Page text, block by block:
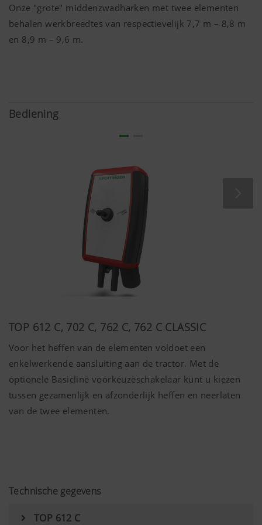
bezoekers van deze website, tenzij er
bekeken.Meer informatie vindt u
Onze "grote" middenzwadharken met twee elementen
behalen werkbreedtes van respectievelijk 7,7 m – 8,8 m
en 8,9 m – 9,6 m.
Bediening
TOP 612 C, 702 C, 762 C, 762 C CLASSIC
Voor het heffen van de elementen voldoet een
enkelwerkende aansluiting aan de tractor. Met de
optionele Basicline voorkeuzeschakelaar kunt u kiezen
tussen gezamenlijk en afzonderlijk heffen en neerlaten
van de twee elementen.
Technische gegevens
TOP 612 C